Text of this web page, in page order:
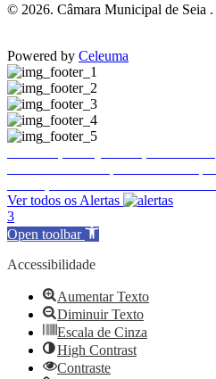
© 2026. Câmara Municipal de Seia .
Powered by Celeuma
Ver todos os Alertas
3
Open toolbar
Accessibilidade
Aumentar Texto
Diminuir Texto
Escala de Cinza
High Contrast
Contraste